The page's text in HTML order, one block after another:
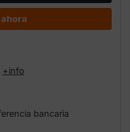
+info
bancaria